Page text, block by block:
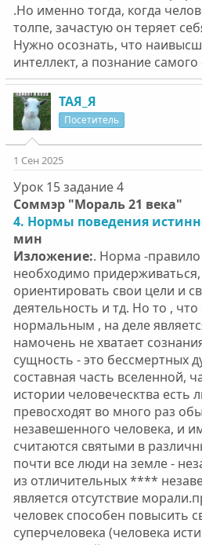
.Но именно тогда, когда
толпе, зачастую он теряет
Нужно осознать, что
интеллект, а познание самого
ТАЯ_Я
Посетитель
1 Сен 2025
Урок 15 задание 4
Соммэр "Мораль 21 века"
4. Нормы поведения
мин
Изложение:. Норма -правило
необходимо придерживаться,
ориентировать свои цели и
деятельность и тд. Но то ,
нормальным , на деле
намочень не хватает
сущность - это бессмертных
составная часть вселенной,
истории человеческтва есть
превосходят во много раз
незавешенного человека, и
считаются святыми в
почти все люди на земле -
из отличительных ****
является отсутствие
человек способен повысить
суперчеловека (человека